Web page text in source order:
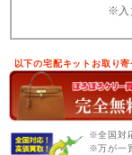
※入
以下の宅配キットお取り
※全国対
※万が一